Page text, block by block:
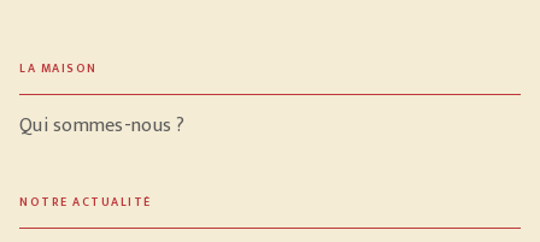
LA MAISON
Qui sommes-nous ?
NOTRE ACTUALITÉ